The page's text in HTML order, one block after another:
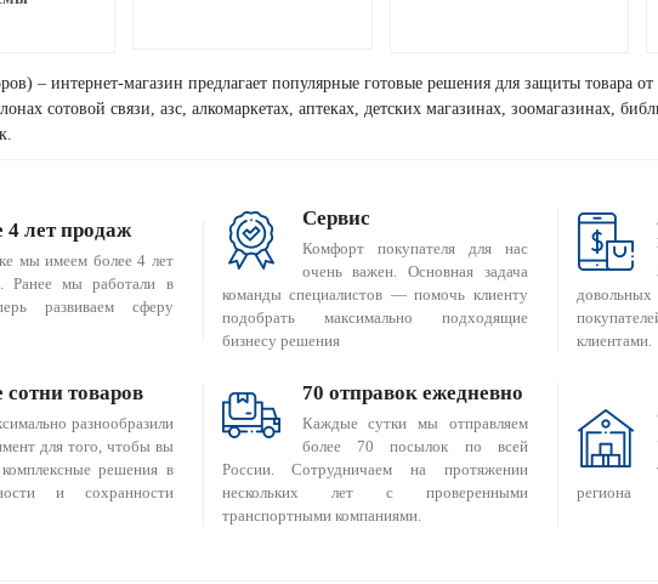
– интернет-магазин предлагает популярные готовые решения для защиты товара
сотовой связи, азс, алкомаркетах, аптеках, детских магазинах, зоомагазинах,
4 лет продаж
мы имеем более 4 лет
Ранее мы работали в
развиваем сферу
Сервис
Комфорт покупателя для нас
очень важен. Основная задача
команды специалистов — помочь клиенту
подобрать максимально подходящие
бизнесу решения
клиентами.
сотни товаров
разнообразили
для того, чтобы вы
решения в
и сохранности
70 отправок ежедневно
Каждые сутки мы отправляем
более 70 посылок по всей
России. Сотрудничаем на протяжении
нескольких лет с проверенными
транспортными компаниями.
региона